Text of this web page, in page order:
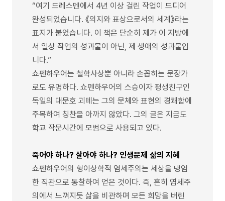
“여기 드레스덴에서 4년 이상 걸린 작업이 드디어
완성되었습니다. 《의지와 표상으로서의 세계》라는
표지가 붙었습니다. 이 책은 단순히 제가 이 지방에
서 일상 작업의 성과물이 아닌, 제 생애의 성과물입
니다.”
쇼펜하우어는 철학사상뿐 아니라 손꼽히는 문장가
로도 유명하다. 쇼펜하우어의 스승이자 평생친구인
독일의 대문호 괴테는 그의 문체와 표현의 경쾌함에
주목하여 칭찬을 아까지 않았다. 그의 글은 지금도
학교 작문시간에 모범으로 사용되고 있다.
죽어야 하나? 살아야 하나? 인생문제 삶의 지혜
쇼펜하우어의 형이상학적 염세주의는 세상을 냉엄
한 직관으로 통찰하여 얻은 것이다. 즉, 흔히 염세주
의에서 느껴지듯 삶을 비관하며 모든 희망을 버린